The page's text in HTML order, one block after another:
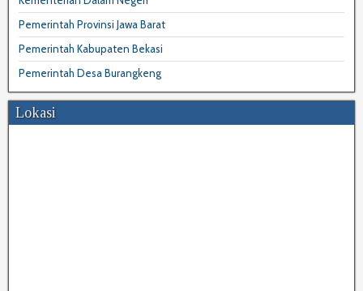
Pemerintah Provinsi Jawa Barat
Pemerintah Kabupaten Bekasi
Pemerintah Desa Burangkeng
Lokasi